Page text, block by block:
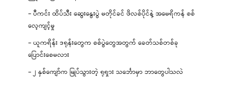
– ပီကင်း ထိပ်သီး ဆွေးနွေးပွဲ မတိုင်ခင် ဖိလစ်ပိုင်နဲ့ အမေရိကန် စစ်
လေ့ကျင့်မှု
– ယူကရိန်း ဒရုန်းတွေက စစ်ပွဲတွေအတွက် ခေတ်သစ်တစ်ခု
ပြောင်းစေမလား
– ၂ နှစ်ကျော်က မြုပ်သွားတဲ့ ရုရှား သင်္ဘောမှာ ဘာတွေပါသလဲ